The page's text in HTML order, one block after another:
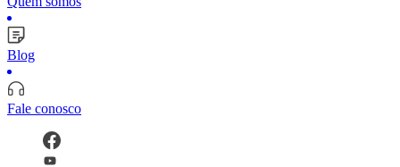
Blog
Fale conosco